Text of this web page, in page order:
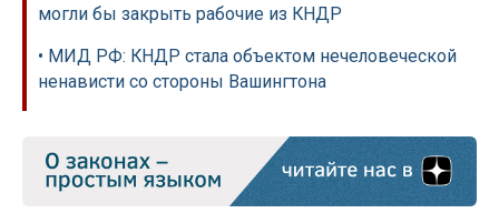
могли бы закрыть рабочие из КНДР
• МИД РФ: КНДР стала объектом нечеловеческой
ненависти со стороны Вашингтона